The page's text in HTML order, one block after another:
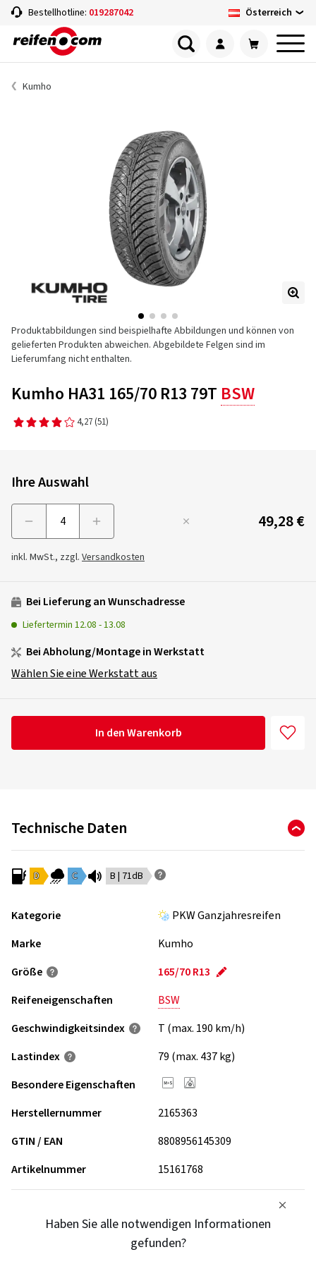
Bestellhotline: 019287042 Österreich
Kumho
Produktabbildungen sind beispielhafte Abbildungen und können von
gelieferten Produkten abweichen. Abgebildete Felgen sind im
Lieferumfang nicht enthalten.
Kumho HA31 165/70 R13 79T BSW
4,27 (51)
Ihre Auswahl
49,28 €
inkl. MwSt., zzgl. Versandkosten
Bei Lieferung an Wunschadresse
Liefertermin 12.08 -13.08
Bei Abholung/Montage in Werkstatt
Wählen Sie eine Werkstatt aus
In den Warenkorb
Technische Daten
D C B | 71dB
Kategorie
PKW Ganzjahresreifen
Marke
Kumho
Größe
165/70 R13
Reifeneigenschaften
BSW
Geschwindigkeits­index
T (max. 190 km/h)
Lastindex
79 (max. 437 kg)
Besondere Eigenschaften
Herstellernummer
2165363
GTIN / EAN
8808956145309
Artikelnummer
15161768
Haben Sie alle notwendigen Informationen
gefunden?